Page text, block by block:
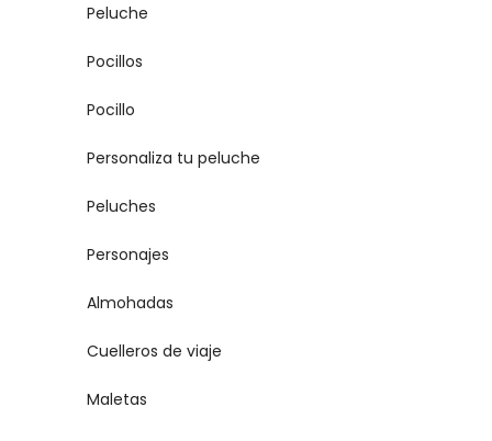
Peluche
Pocillos
Pocillo
Personaliza tu peluche
Peluches
Personajes
Almohadas
Cuelleros de viaje
Maletas